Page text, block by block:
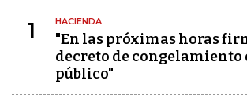
1 HACIENDA
"En las próximas horas
decreto de congelamiento
público"